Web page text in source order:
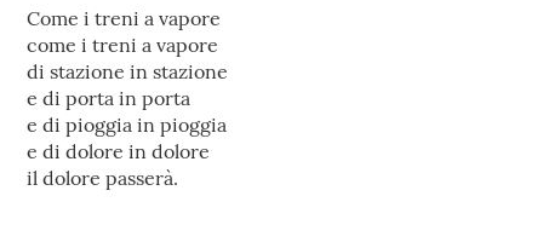
Come i treni a vapore
come i treni a vapore
di stazione in stazione
e di porta in porta
e di pioggia in pioggia
e di dolore in dolore
il dolore passerà.